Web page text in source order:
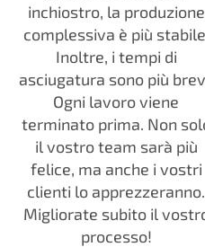
inchiostro, la produzione
complessiva è più
Inoltre, i tempi di
asciugatura sono più
Ogni lavoro viene
terminato prima. Non
il vostro team sarà più
felice, ma anche i vostri
clienti lo apprezzeranno.
Migliorate subito il
processo!